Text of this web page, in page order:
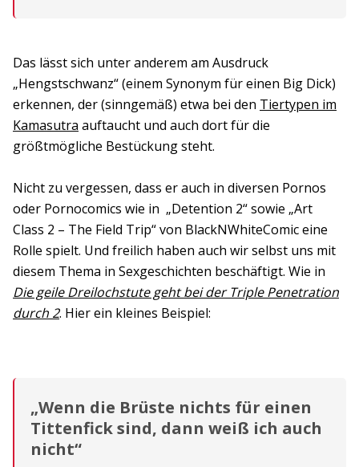
Das lässt sich unter anderem am Ausdruck
„Hengstschwanz“ (einem Synonym für einen Big Dick)
erkennen, der (sinngemäß) etwa bei den Tiertypen im
Kamasutra auftaucht und auch dort für die
größtmögliche Bestückung steht.
Nicht zu vergessen, dass er auch in diversen Pornos
oder Pornocomics wie in „Detention 2“ sowie „Art
Class 2 – The Field Trip“ von BlackNWhiteComic eine
Rolle spielt. Und freilich haben auch wir selbst uns mit
diesem Thema in Sexgeschichten beschäftigt. Wie in
Die geile Dreilochstute geht bei der Triple Penetration
durch 2. Hier ein kleines Beispiel:
„Wenn die Brüste nichts für einen
Tittenfick sind, dann weiß ich auch
nicht“